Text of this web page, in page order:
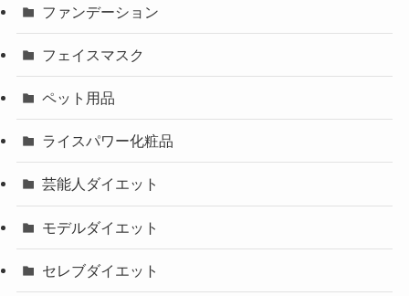
ファンデーション
フェイスマスク
ペット用品
ライスパワー化粧品
芸能人ダイエット
モデルダイエット
セレブダイエット